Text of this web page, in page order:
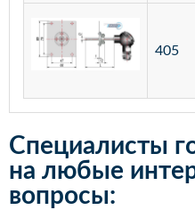
405
Специалисты
на любые
вопросы: